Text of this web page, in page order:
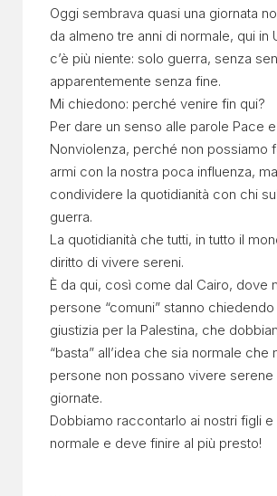
Oggi sembrava quasi una giornata
da almeno tre anni di normale, qui in
c’è più niente: solo guerra, senza
apparentemente senza fine.
Mi chiedono: perché venire fin qui?
Per dare un senso alle parole Pace e
Nonviolenza, perché non possiamo
armi con la nostra poca influenza,
condividere la quotidianità con chi
guerra.
La quotidianità che tutti, in tutto il
diritto di vivere sereni.
È da qui, così come dal Cairo, dove
persone “comuni” stanno
giustizia per la Palestina, che
“basta” all’idea che sia normale che
persone non possano vivere serene
giornate.
Dobbiamo raccontarlo ai nostri figli e
normale e deve finire al più presto!
…